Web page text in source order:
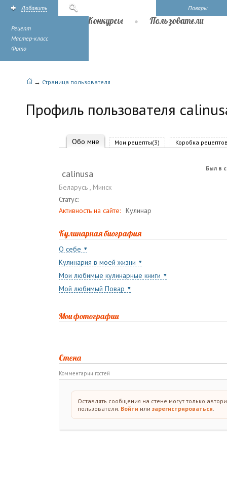
Повары
Добавить
Рецепт
Мастер-класс
Фото
Конкурсы Пользователи
→ Страница пользователя
Профиль пользователя
Обо мне Мои рецепты(3) Коробка
calinusa Был в
Беларусь , Минск
Статус:
Активность на сайте: Кулинар
Кулинарная биография
О себе
Кулинария в моей жизни
Мои любимые кулинарные книги
Мой любимый Повар
Мои фотографии
Стена
Комментарии гостей
Оставлять сообщения на стене могут только
пользователи. Войти или зарегистрироваться.